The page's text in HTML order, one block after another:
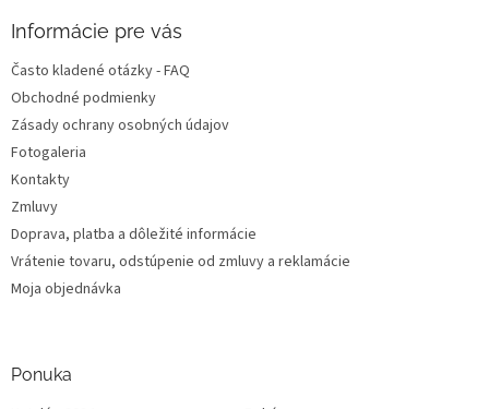
Informácie pre vás
Často kladené otázky - FAQ
Obchodné podmienky
Zásady ochrany osobných údajov
Fotogaleria
Kontakty
Zmluvy
Doprava, platba a dôležité informácie
Vrátenie tovaru, odstúpenie od zmluvy a reklamácie
Moja objednávka
Ponuka